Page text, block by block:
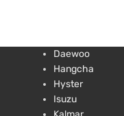
Daewoo
Hangcha
Hyster
Isuzu